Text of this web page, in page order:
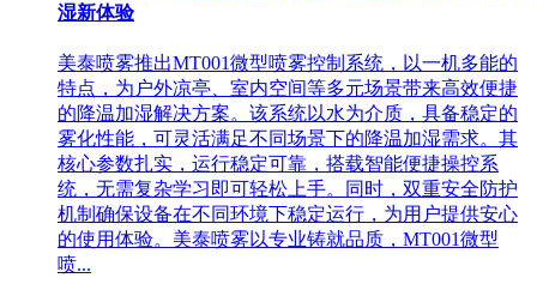
湿新体验
美泰喷雾推出MT001微型喷雾控制系统，以一机多能的
特点，为户外凉亭、室内空间等多元场景带来高效便捷
的降温加湿解决方案。该系统以水为介质，具备稳定的
雾化性能，可灵活满足不同场景下的降温加湿需求。其
核心参数扎实，运行稳定可靠，搭载智能便捷操控系
统，无需复杂学习即可轻松上手。同时，双重安全防护
机制确保设备在不同环境下稳定运行，为用户提供安心
的使用体验。美泰喷雾以专业铸就品质，MT001微型
喷...